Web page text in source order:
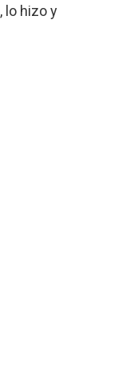
, lo hizo y